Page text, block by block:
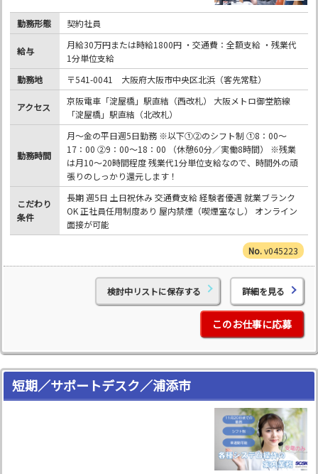
勤務形態 契約社員
給与
月給30万円または時給1800円 ・交通費：全額支給 ・残業代
1分単位支給
勤務地
〒541-0041 大阪府大阪市中央区北浜（客先常駐）
アクセス
京阪電車「淀屋橋」駅直結（西改札） 大阪メトロ御堂筋線
「淀屋橋」駅直結（北改札）
勤務時間
月～金の平日週5日勤務 ※以下①②のシフト制 ①8：00～
17：00 ②9：00～18：00 （休憩60分／実働8時間） ※残業
は月10～20時間程度 残業代1分単位支給なので、時間外の頑
張りのしっかり還元します！
こだわり
条件
長期 週5日 土日祝休み 交通費支給 経験者優遇 就業ブランク
OK 正社員任用制度あり 屋内禁煙（喫煙室なし） オンライン
面接が可能
v045223
検討中リストに保存する 詳細を見る
このお仕事に応募
短期／サポートデスク／浦添市